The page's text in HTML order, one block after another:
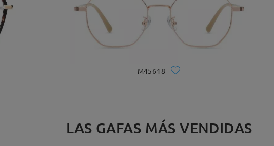
M45618
LAS GAFAS MÁS VENDIDAS